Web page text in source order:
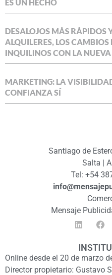
ES UN HECHO
DESALOJOS MÁS RÁPIDOS
ALQUILERES, LOS
INQUILINOS CON LA NUEVA
MARKETING: LA
CONFIANZA SÍ
Santiago de
Salta |
Tel: +54
Mensaje
Online desde el 20 de marzo
Director propietario: Gustavo